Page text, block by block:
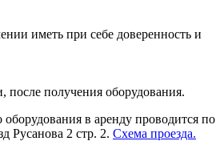
иметь при себе доверенность и
после получения оборудования.
в аренду проводится по
Русанова 2 стр. 2. Схема проезда.